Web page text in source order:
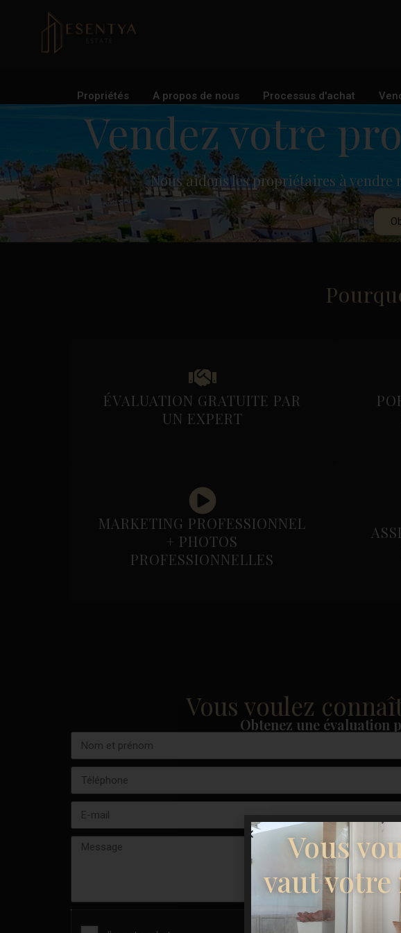
Propriétés A propos de nous Processus d'achat
Vendez votre
Nous aidons les propriétaires à
ÉVALUATION GRATUITE PAR
UN EXPERT
MARKETING PROFESSIONNEL
+ PHOTOS
PROFESSIONNELLES
Vous voulez
Obtenez une évaluation
Vous
vaut